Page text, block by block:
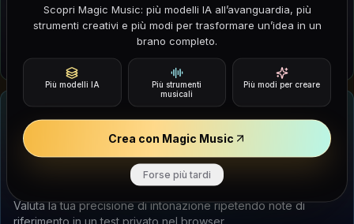
Carica una breve clip per identificare titolo, artista e link di
ascolto.
Prova Song Finder
STRUMENTO VOCALE
Valuta la tua precisione di intonazione ripetendo note di
riferimento in un test privato nel browser.
Scopri Magic Music: più modelli IA all’avanguardia, più
strumenti creativi e più modi per trasformare un’idea in un
brano completo.
Più modelli IA
Più strumenti
musicali
Più modi per creare
Crea con Magic Music
Forse più tardi